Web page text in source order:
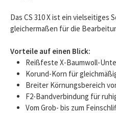
Das CS 310 X ist ein
gleichermaßen für die
Vorteile auf einen Blick:
Reißfeste X-Baumwoll-
Korund-Korn für
Breiter Körnungsbereich
F2-Bandverbindung für
Vom Grob- bis zum